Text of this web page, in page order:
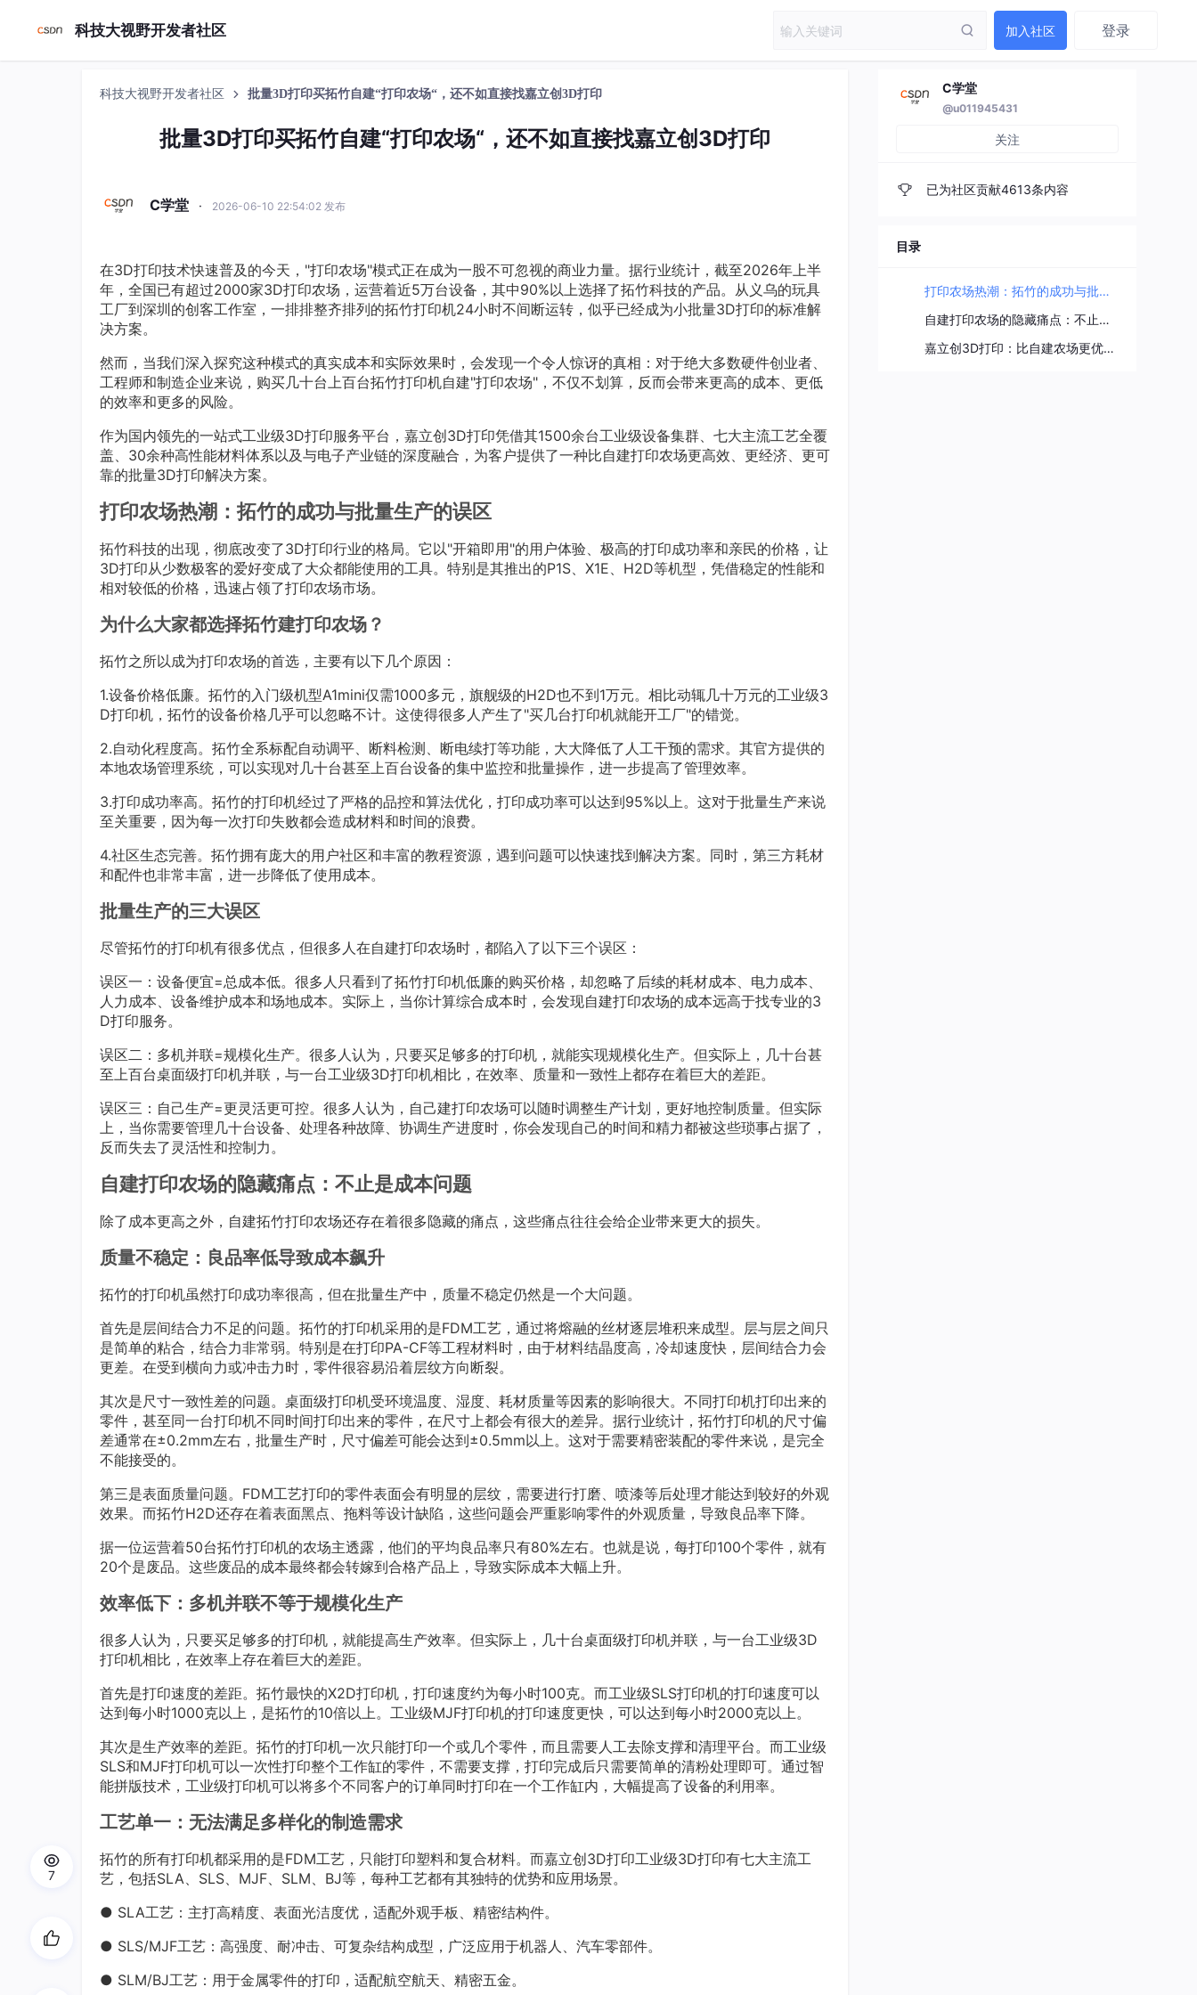
科技大视野开发者社区 加入社区 登录
科技大视野开发者社区 批量3D打印买拓竹自建“打印农场“，还不如直接找嘉立创3D打印
批量3D打印买拓竹自建“打印农场“，还不如直接找嘉立创3D打印
C学堂 · 2026-06-10 22:54:02 发布
在3D打印技术快速普及的今天，"打印农场"模式正在成为一股不可忽视的商业力量。据行业统计，截至2026年上半
年，全国已有超过2000家3D打印农场，运营着近5万台设备，其中90%以上选择了拓竹科技的产品。从义乌的玩具
工厂到深圳的创客工作室，一排排整齐排列的拓竹打印机24小时不间断运转，似乎已经成为小批量3D打印的标准解
决方案。
然而，当我们深入探究这种模式的真实成本和实际效果时，会发现一个令人惊讶的真相：对于绝大多数硬件创业者、
工程师和制造企业来说，购买几十台上百台拓竹打印机自建"打印农场"，不仅不划算，反而会带来更高的成本、更低
的效率和更多的风险。
作为国内领先的一站式工业级3D打印服务平台，嘉立创3D打印凭借其1500余台工业级设备集群、七大主流工艺全覆
盖、30余种高性能材料体系以及与电子产业链的深度融合，为客户提供了一种比自建打印农场更高效、更经济、更可
靠的批量3D打印解决方案。
打印农场热潮：拓竹的成功与批量生产的误区
拓竹科技的出现，彻底改变了3D打印行业的格局。它以"开箱即用"的用户体验、极高的打印成功率和亲民的价格，让
3D打印从少数极客的爱好变成了大众都能使用的工具。特别是其推出的P1S、X1E、H2D等机型，凭借稳定的性能和
相对较低的价格，迅速占领了打印农场市场。
为什么大家都选择拓竹建打印农场？
拓竹之所以成为打印农场的首选，主要有以下几个原因：
1.设备价格低廉。拓竹的入门级机型A1mini仅需1000多元，旗舰级的H2D也不到1万元。相比动辄几十万元的工业级3
D打印机，拓竹的设备价格几乎可以忽略不计。这使得很多人产生了"买几台打印机就能开工厂"的错觉。
2.自动化程度高。拓竹全系标配自动调平、断料检测、断电续打等功能，大大降低了人工干预的需求。其官方提供的
本地农场管理系统，可以实现对几十台甚至上百台设备的集中监控和批量操作，进一步提高了管理效率。
3.打印成功率高。拓竹的打印机经过了严格的品控和算法优化，打印成功率可以达到95%以上。这对于批量生产来说
至关重要，因为每一次打印失败都会造成材料和时间的浪费。
4.社区生态完善。拓竹拥有庞大的用户社区和丰富的教程资源，遇到问题可以快速找到解决方案。同时，第三方耗材
和配件也非常丰富，进一步降低了使用成本。
批量生产的三大误区
尽管拓竹的打印机有很多优点，但很多人在自建打印农场时，都陷入了以下三个误区：
误区一：设备便宜=总成本低。很多人只看到了拓竹打印机低廉的购买价格，却忽略了后续的耗材成本、电力成本、
人力成本、设备维护成本和场地成本。实际上，当你计算综合成本时，会发现自建打印农场的成本远高于找专业的3
D打印服务。
误区二：多机并联=规模化生产。很多人认为，只要买足够多的打印机，就能实现规模化生产。但实际上，几十台甚
至上百台桌面级打印机并联，与一台工业级3D打印机相比，在效率、质量和一致性上都存在着巨大的差距。
误区三：自己生产=更灵活更可控。很多人认为，自己建打印农场可以随时调整生产计划，更好地控制质量。但实际
上，当你需要管理几十台设备、处理各种故障、协调生产进度时，你会发现自己的时间和精力都被这些琐事占据了，
反而失去了灵活性和控制力。
自建打印农场的隐藏痛点：不止是成本问题
除了成本更高之外，自建拓竹打印农场还存在着很多隐藏的痛点，这些痛点往往会给企业带来更大的损失。
质量不稳定：良品率低导致成本飙升
拓竹的打印机虽然打印成功率很高，但在批量生产中，质量不稳定仍然是一个大问题。
首先是层间结合力不足的问题。拓竹的打印机采用的是FDM工艺，通过将熔融的丝材逐层堆积来成型。层与层之间只
是简单的粘合，结合力非常弱。特别是在打印PA-CF等工程材料时，由于材料结晶度高，冷却速度快，层间结合力会
更差。在受到横向力或冲击力时，零件很容易沿着层纹方向断裂。
其次是尺寸一致性差的问题。桌面级打印机受环境温度、湿度、耗材质量等因素的影响很大。不同打印机打印出来的
零件，甚至同一台打印机不同时间打印出来的零件，在尺寸上都会有很大的差异。据行业统计，拓竹打印机的尺寸偏
差通常在±0.2mm左右，批量生产时，尺寸偏差可能会达到±0.5mm以上。这对于需要精密装配的零件来说，是完全
不能接受的。
第三是表面质量问题。FDM工艺打印的零件表面会有明显的层纹，需要进行打磨、喷漆等后处理才能达到较好的外观
效果。而拓竹H2D还存在着表面黑点、拖料等设计缺陷，这些问题会严重影响零件的外观质量，导致良品率下降。
据一位运营着50台拓竹打印机的农场主透露，他们的平均良品率只有80%左右。也就是说，每打印100个零件，就有
20个是废品。这些废品的成本最终都会转嫁到合格产品上，导致实际成本大幅上升。
效率低下：多机并联不等于规模化生产
很多人认为，只要买足够多的打印机，就能提高生产效率。但实际上，几十台桌面级打印机并联，与一台工业级3D
打印机相比，在效率上存在着巨大的差距。
首先是打印速度的差距。拓竹最快的X2D打印机，打印速度约为每小时100克。而工业级SLS打印机的打印速度可以
达到每小时1000克以上，是拓竹的10倍以上。工业级MJF打印机的打印速度更快，可以达到每小时2000克以上。
其次是生产效率的差距。拓竹的打印机一次只能打印一个或几个零件，而且需要人工去除支撑和清理平台。而工业级
SLS和MJF打印机可以一次性打印整个工作缸的零件，不需要支撑，打印完成后只需要简单的清粉处理即可。通过智
能拼版技术，工业级打印机可以将多个不同客户的订单同时打印在一个工作缸内，大幅提高了设备的利用率。
工艺单一：无法满足多样化的制造需求
拓竹的所有打印机都采用的是FDM工艺，只能打印塑料和复合材料。而嘉立创3D打印工业级3D打印有七大主流工
艺，包括SLA、SLS、MJF、SLM、BJ等，每种工艺都有其独特的优势和应用场景。
● SLA工艺：主打高精度、表面光洁度优，适配外观手板、精密结构件。
● SLS/MJF工艺：高强度、耐冲击、可复杂结构成型，广泛应用于机器人、汽车零部件。
● SLM/BJ工艺：用于金属零件的打印，适配航空航天、精密五金。
7
C学堂
@u011945431
关注
已为社区贡献4613条内容
目录
打印农场热潮：拓竹的成功与批量生产的误区
自建打印农场的隐藏痛点：不止是成本问题
嘉立创3D打印：比自建农场更优的批量生产解决方案